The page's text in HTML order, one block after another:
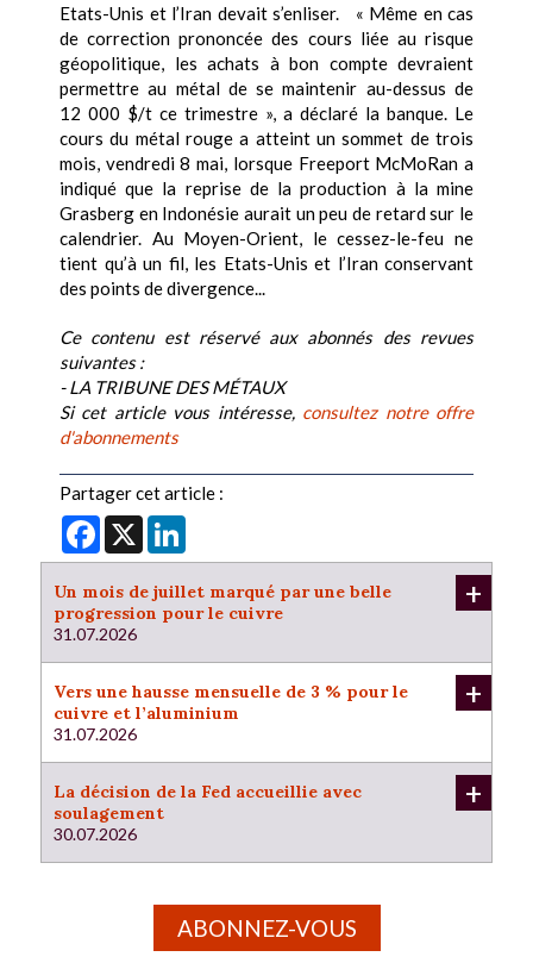
Etats-Unis et l’Iran devait s’enliser. « Même en cas
de correction prononcée des cours liée au risque
géopolitique, les achats à bon compte devraient
permettre au métal de se maintenir au-dessus de
12 000 $/t ce trimestre », a déclaré la banque. Le
cours du métal rouge a atteint un sommet de trois
mois, vendredi 8 mai, lorsque Freeport McMoRan a
indiqué que la reprise de la production à la mine
Grasberg en Indonésie aurait un peu de retard sur le
calendrier. Au Moyen-Orient, le cessez-le-feu ne
tient qu’à un fil, les Etats-Unis et l’Iran conservant
des points de divergence...
Ce contenu est réservé aux abonnés des revues
suivantes :
- LA TRIBUNE DES MÉTAUX
Si cet article vous intéresse, consultez notre offre
d'abonnements
Partager cet article :
Facebook
X
Un mois de juillet marqué par une belle
progression pour le cuivre
31.07.2026
+
Vers une hausse mensuelle de 3 % pour le
cuivre et l’aluminium
31.07.2026
+
La décision de la Fed accueillie avec
soulagement
30.07.2026
+
ABONNEZ-VOUS